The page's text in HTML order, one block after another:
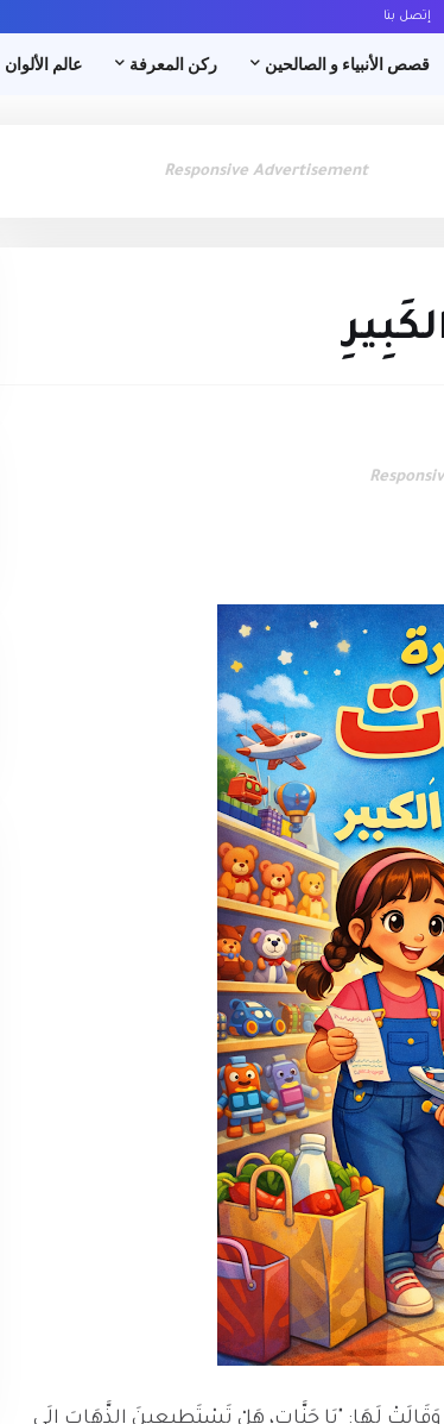
إتصل بنا
قصص الأنبياء و الصالحين ركن المعرفة عالم الألوان
Responsive Advertisement
لَهَا: "يَا جَنَّات، هَلْ تَسْتَطِيعِينَ الذَّهَابَ إِلَى